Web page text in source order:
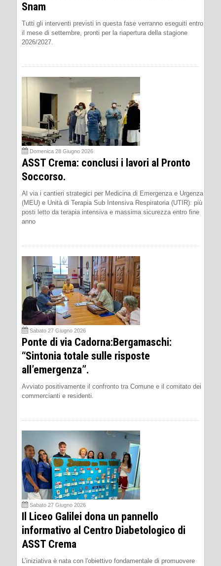
Snam
Tutti gli interventi previsti in questa fase verranno eseguiti entro
il mese di settembre, pronti per la riapertura della stagione
2026/2027.
Domenica 28 Giugno 2026
ASST Crema: conclusi i lavori al Pronto
Soccorso.
Al via i cantieri strategici per Medicina di Emergenza e Urgenza
(MEU) e Unità di Terapia Sub Intensiva Respiratoria (UTIR): più
posti letto da terapia intensiva e massima sicurezza entro fine
anno
Sabato 27 Giugno 2026
Ponte di via Cadorna:Bergamaschi:
“Sintonia totale sulle risposte
all’emergenza”.
Avviato positivamente il confronto tra Comune e il comitato dei
commercianti e residenti.
Sabato 27 Giugno 2026
Il Liceo Galilei dona un pannello
informativo al Centro Diabetologico di
ASST Crema
L’iniziativa è nata con l'obiettivo fondamentale di promuovere